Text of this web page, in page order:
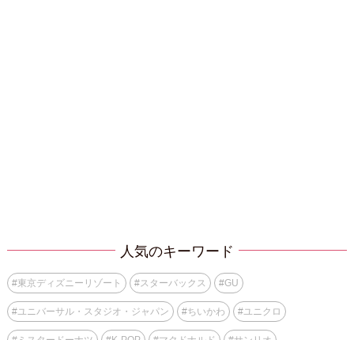
人気のキーワード
#東京ディズニーリゾート #スターバックス #GU
#ユニバーサル・スタジオ・ジャパン #ちいかわ #ユニクロ